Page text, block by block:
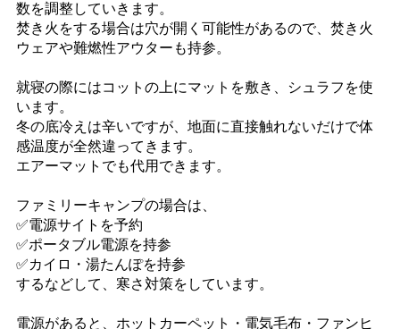
数を調整していきます。
焚き火をする場合は穴が開く可能性があるので、焚き火
ウェアや難燃性アウターも持参。
就寝の際にはコットの上にマットを敷き、シュラフを使
います。
冬の底冷えは辛いですが、地面に直接触れないだけで体
感温度が全然違ってきます。
エアーマットでも代用できます。
ファミリーキャンプの場合は、
✅電源サイトを予約
✅ポータブル電源を持参
✅カイロ・湯たんぽを持参
するなどして、寒さ対策をしています。
電源があると、ホットカーペット・電気毛布・ファンヒ